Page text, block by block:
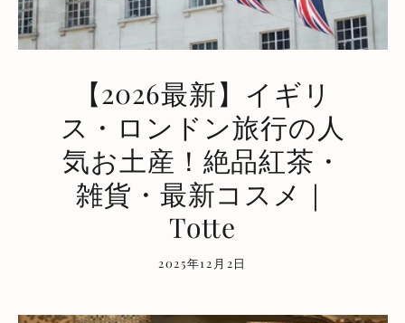
【2026最新】イギリ
ス・ロンドン旅行の人
気お土産！絶品紅茶・
雑貨・最新コスメ｜
Totte
2025年12月2日